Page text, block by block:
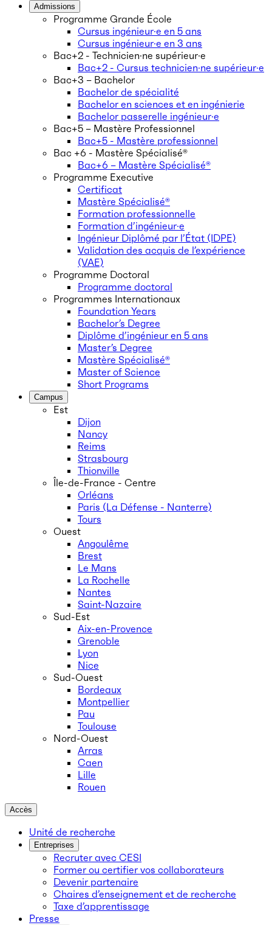
Admissions
Programme Grande École
Cursus ingénieur·e en 5 ans
Cursus ingénieur·e en 3 ans
Bac+2 - Technicien·ne supérieur·e
Bac+2 - Cursus technicien·ne supérieur·e
Bac+3 – Bachelor
Bachelor de spécialité
Bachelor en sciences et en ingénierie
Bachelor passerelle ingénieur·e
Bac+5 – Mastère Professionnel
Bac+5 - Mastère professionnel
Bac +6 - Mastère Spécialisé®
Bac+6 – Mastère Spécialisé®
Programme Executive
Certificat
Mastère Spécialisé®
Formation professionnelle
Formation d’ingénieur·e
Ingénieur Diplômé par l’État (IDPE)
Validation des acquis de l’expérience
(VAE)
Programme Doctoral
Programme doctoral
Programmes Internationaux
Foundation Years
Bachelor’s Degree
Diplôme d’ingénieur en 5 ans
Master’s Degree
Mastère Spécialisé®
Master of Science
Short Programs
Campus
Est
Dijon
Nancy
Reims
Strasbourg
Thionville
Île-de-France - Centre
Orléans
Paris (La Défense - Nanterre)
Tours
Ouest
Angoulême
Brest
Le Mans
La Rochelle
Nantes
Saint-Nazaire
Sud-Est
Aix-en-Provence
Grenoble
Lyon
Nice
Sud-Ouest
Bordeaux
Montpellier
Pau
Toulouse
Nord-Ouest
Arras
Caen
Lille
Rouen
Accès
Unité de recherche
Entreprises
Recruter avec CESI
Former ou certifier vos collaborateurs
Devenir partenaire
Chaires d’enseignement et de recherche
Taxe d’apprentissage
Presse